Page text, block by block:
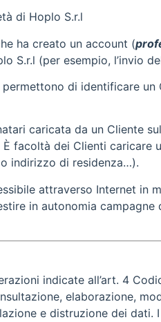
di Hoplo S.r.l
ha creato un account (
S.r.l (per esempio, l’invio
di identificare
caricata da un Cliente
facoltà dei Clienti
indirizzo di residenza…).
attraverso Internet in
in autonomia
indicate all’art. 4
elaborazione,
e distruzione dei